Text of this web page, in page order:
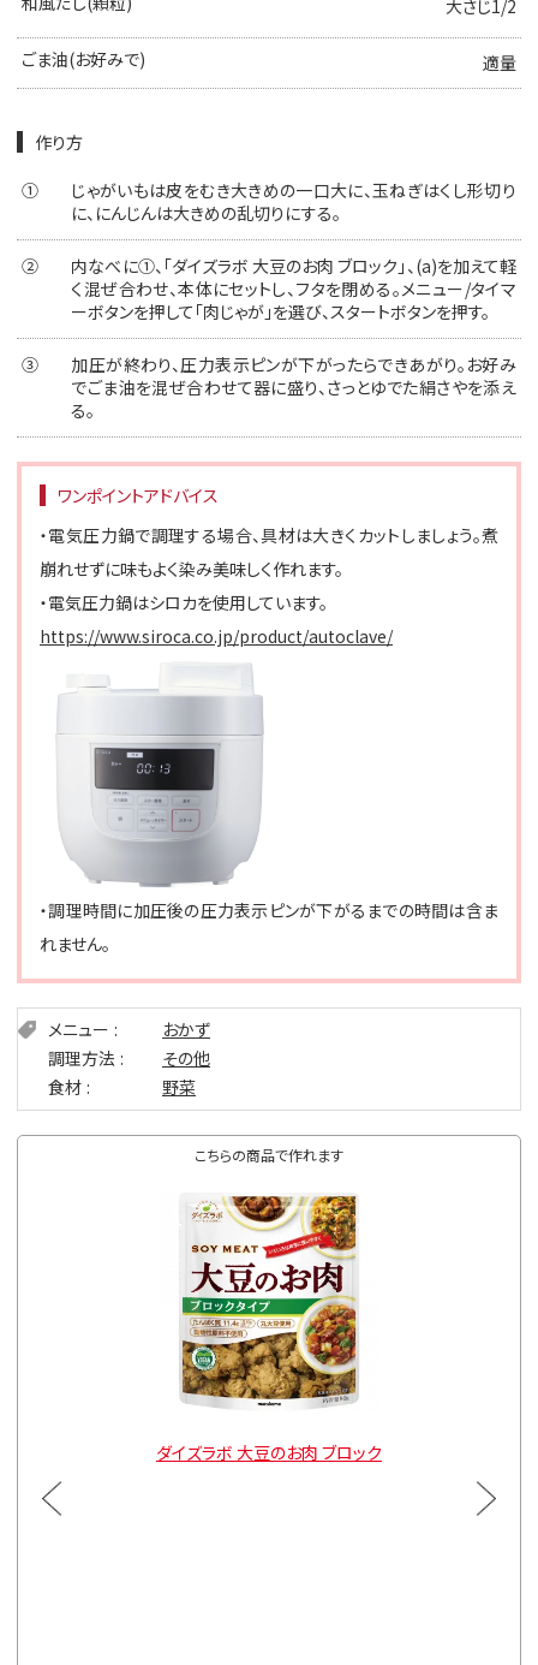
大さじ1/2
ごま油(お好みで) 適量
作り方
①
じゃがいもは皮をむき大きめの一口大に、玉ねぎはくし形切り
に、にんじんは大きめの乱切りにする。
②
内なべに①、「ダイズラボ 大豆のお肉 ブロック」、(a)を加えて軽
く混ぜ合わせ、本体にセットし、フタを閉める。メニュー/タイマ
ーボタンを押して「肉じゃが」を選び、スタートボタンを押す。
③
加圧が終わり、圧力表示ピンが下がったらできあがり。お好み
でごま油を混ぜ合わせて器に盛り、さっとゆでた絹さやを添え
る。
ワンポイントアドバイス
・電気圧力鍋で調理する場合、具材は大きくカットしましょう。煮
崩れせずに味もよく染み美味しく作れます。
・電気圧力鍋はシロカを使用しています。
https://www.siroca.co.jp/product/autoclave/
・調理時間に加圧後の圧力表示ピンが下がるまでの時間は含ま
れません。
メニュー
おかず
調理方法
その他
食材
野菜
こちらの商品で作れます
ダイズラボ 大豆のお肉 ブロック